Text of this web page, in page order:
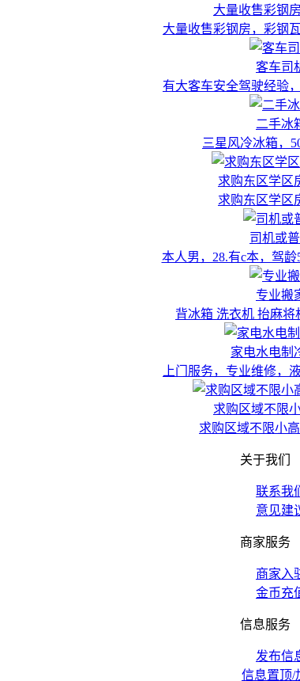
大量收售彩钢
大量收售彩钢房，彩钢
客车司
有大客车安全驾驶经验
二手冰
三星风冷冰箱，
求购东区学区
求购东区学区
司机或
本人男，28.有c本，驾
专业搬
背冰箱 洗衣机 抬麻将
家电水电制
上门服务，专业维修，
求购区域不限
求购区域不限小
关于我们
联系我们
意见建
商家服务
商家入
金币充
信息服务
发布信
信息置顶/